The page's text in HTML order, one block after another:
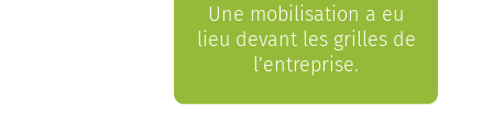
Une mobilisation a eu
lieu devant les grilles de
l’entreprise.